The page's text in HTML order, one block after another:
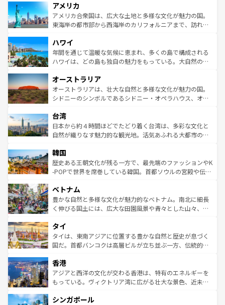
ンツ一覧を参照してほしい。
の建物がそのまま残る町や、スイスならではのユニークな
博物館もあり、アルプス観光だけでなく町歩きも満喫する
ことができる。国民の所得が高いため物価も高いが、旅行
ば市内交通費無料で観光を楽しむこともできる。 なお、新
着のスイス情報はコンテンツ一覧 を参照してほしい。
アメリカ
アメリカ合衆国は、広大な土地と多様な文化が魅力の国。
東海岸の都市部から西海岸のカリフォルニアまで、訪れる
のような巨大都市は、観光、ショッピング、エンターテイ
ンメントが詰まった刺激的なスポットだ。一方、アメリカ
西部には大自然が広がり、グランドキャニオンやイエロー
部のニューオーリンズでは、音楽と美食が融合した独特の
文化が魅力。旅行者はアメリカの各地域で異なる魅力を楽
しみながら、その多様性と豊かな歴史を感じることができ
ならではの贅沢な旅のスタイルだ。 なお、新着のアメリカ
情報はコンテンツ一覧を参照してほしい。
ハワイ
年間を通じて温暖な気候に恵まれ、多くの島で構成される
ハワイは、どの島も独自の魅力をもっている。大自然の神
ワイ島は見逃せない。また、定番の観光地といえばオアフ
島だが、静かな自然を求めるならマウイ島やカウアイ島が
おすすめ。エメラルドグリーンに輝く海をはじめ、豊かな
れるおもてなしの心で訪れる人々を迎えてくれるハワイの
人々、おいしいローカルフードやハワイアンミュージッ
ク、伝統的なフラダンスなど、すべてがハワイの魅力を彩
ワイを、存分に味わってほしい。 なお、新着のハワイ情報
はコンテンツ一覧を参照してほしい。
オーストラリア
オーストラリアは、壮大な自然と多様な文化が魅力の国。
シドニーのシンボルであるシドニー・オペラハウス、オー
リアリーフや大陸中央部にそびえるウルル（エアーズロッ
ク）、タスマニアの美しい原生林やケアンズの熱帯雨林な
ど、見どころがたくさん。また、カフェやワイン、オージ
いる。アクティビティも充実しており、サーフィンやダイ
ビング、ハイキングなど、アウトドア好きにはたまらな
い。オーストラリアの多彩な魅力を存分に味わいつくそ
参照してほしい。
台湾
日本から約４時間ほどでたどり着く台湾は、多彩な文化と
自然が織りなす魅力的な観光地。活気あふれる大都市の台
ン）、静ひつな山岳地帯である台湾東部など、都市の喧騒
と山間の静けさが共存しており、訪れる人に新しい発見と
驚きをもたらしてくれる。また、奥深い台湾の食文化も魅
容にもいいと評判のスイーツなど、バラエティ豊かな料理
が味わえる。 なお、新着の台湾情報は コンテンツ一覧を参
照してほしい。
韓国
歴史ある王朝文化が残る一方で、最先端のファッションやK
-POPで世界を席巻している韓国。首都ソウルの宮殿や伝統
き、地方に足を延ばせば四季折々の自然美を楽しむことが
できる。そして、キムチや焼肉、絶品のストリートフード
まで、さまざまな韓国料理が待っている。夜には、韓国な
リティに包まれながら、韓国の多彩な魅力を心ゆくまで味
わってみてほしい。 なお、新着の韓国情報はコンテンツ一
覧を参照してほしい。
ベトナム
豊かな自然と多様な文化が魅力的なベトナム。南北に細長
く伸びる国土には、広大な田園風景や青々とした山々、世
急速な発展と共に伝統が息づく。ハノイの古い町並みやホ
ーチミン市のフランス統治時代の建物も、独特の雰囲気を
醸し出している。また、バラエティの豊かさとおいしさで
とつ。フォーやバインミー、ベトナムコーヒーなどは、ぜ
ひ現地で味わいたい。どの地域を訪れてもあたたかい人々
が旅行者を迎えてくれるので、きっと忘れられない旅にな
参照してほしい。
タイ
タイは、東南アジアに位置する豊かな自然と歴史が息づく
国だ。首都バンコクは高層ビルが立ち並ぶ一方、伝統的な
の活気が交差している。北部ではチェンマイなどの山岳地
帯で自然と触れ合い、南部ではプーケットやクラビの美し
いビーチでリゾート気分を楽しむことができる。タイ料理
激する。気候は一年中温暖で、どの季節にも異なる楽しみ
香港
アジアと西洋の文化が交わる香港は、特有のエネルギーを
もっている。ヴィクトリア湾に広がる壮大な景色、近未来
み、どこを訪れても感動するはず。観光スポットが密集し
シンガポール